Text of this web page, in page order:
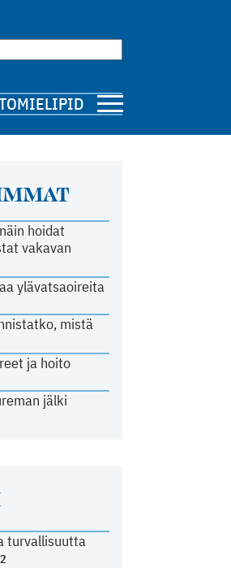
MIELIPIDE
hoidat
vakavan
ylävatsaoireita
mistä
ja hoito
jälki
turvallisuutta